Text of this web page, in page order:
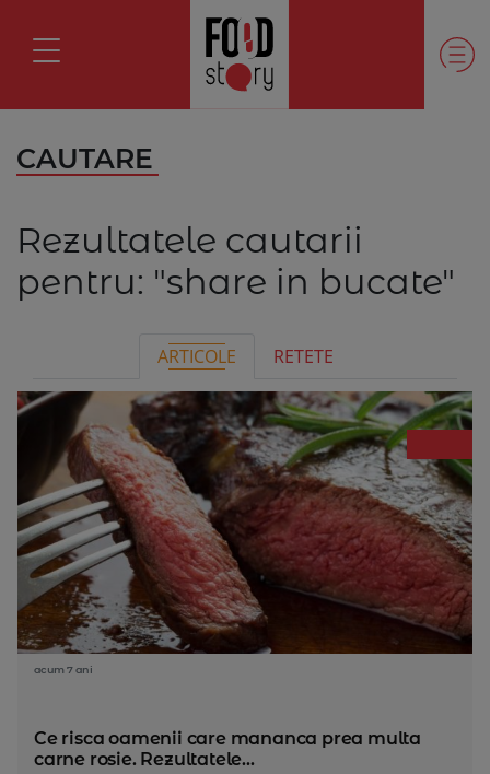
CAUTARE
Rezultatele cautarii
pentru: "share in bucate"
ARTICOLE RETETE
acum 7 ani
Ce risca oamenii care mananca prea multa
carne rosie. Rezultatele...